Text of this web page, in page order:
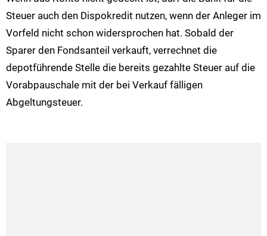
Steuer auch den Dispokredit nutzen, wenn der Anleger im
Vorfeld nicht schon widersprochen hat. Sobald der
Sparer den Fondsanteil verkauft, verrechnet die
depotführende Stelle die bereits gezahlte Steuer auf die
Vorabpauschale mit der bei Verkauf fälligen
Abgeltungsteuer.